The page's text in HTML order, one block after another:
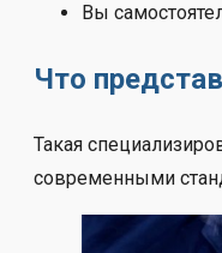
Вы
Что
Такая
современными